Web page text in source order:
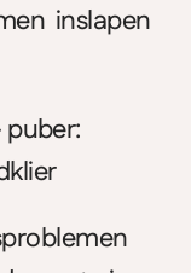
inslapen